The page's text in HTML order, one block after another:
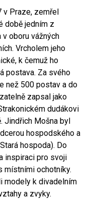
v Praze, zemřel
době jedním z
oboru vážných
Vrcholem jeho
k čemuž ho
postava. Za svého
než 500 postav a do
zapsal jako
dudákovi
Jindřich Mošna byl
hospodského a
hospoda). Do
inspiraci pro svoji
místními ochotníky.
modely k divadelním
a zvyky.